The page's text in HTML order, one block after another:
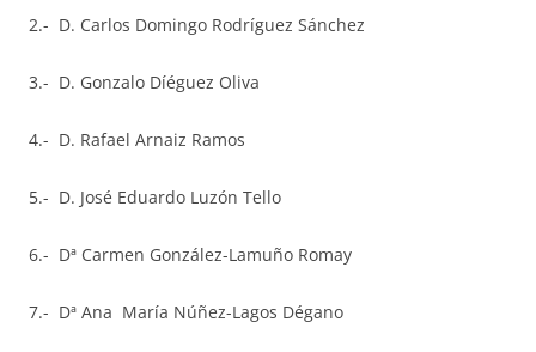
2.- D. Carlos Domingo Rodríguez Sánchez
3.- D. Gonzalo Díéguez Oliva
4.- D. Rafael Arnaiz Ramos
5.- D. José Eduardo Luzón Tello
6.- Dª Carmen González-Lamuño Romay
7.- Dª Ana María Núñez-Lagos Dégano